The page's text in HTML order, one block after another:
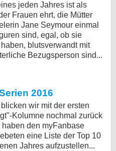
jeden Jahres ist als
Frauen ehrt, die Mütter
Jane Seymour einmal
sind, egal, ob sie
blutsverwandt mit
Bezugsperson sind...
2016
wir mit der ersten
Kolumne nochmal zurück
den myFanbase
eine Liste der Top 10
Jahres aufzustellen...